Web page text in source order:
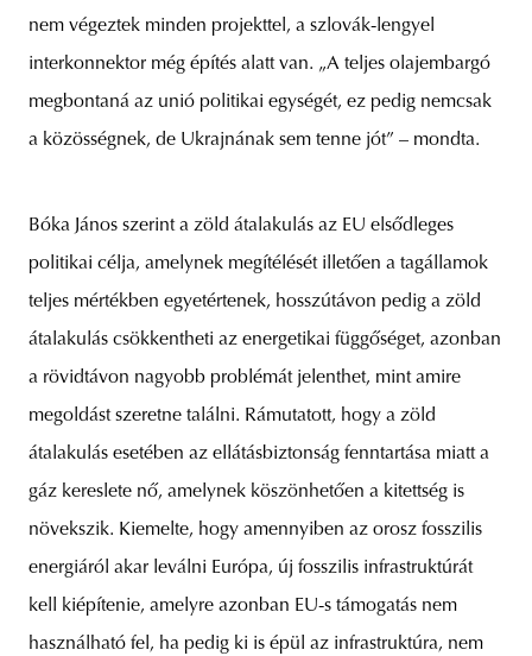
nem végeztek minden projekttel, a szlovák-lengyel
interkonnektor még építés alatt van. „A teljes olajembargó
megbontaná az unió politikai egységét, ez pedig nemcsak
a közösségnek, de Ukrajnának sem tenne jót” – mondta.
Bóka János szerint a zöld átalakulás az EU elsődleges
politikai célja, amelynek megítélését illetően a tagállamok
teljes mértékben egyetértenek, hosszútávon pedig a zöld
átalakulás csökkentheti az energetikai függőséget, azonban
a rövidtávon nagyobb problémát jelenthet, mint amire
megoldást szeretne találni. Rámutatott, hogy a zöld
átalakulás esetében az ellátásbiztonság fenntartása miatt a
gáz kereslete nő, amelynek köszönhetően a kitettség is
növekszik. Kiemelte, hogy amennyiben az orosz fosszilis
energiáról akar leválni Európa, új fosszilis infrastruktúrát
kell kiépítenie, amelyre azonban EU-s támogatás nem
használható fel, ha pedig ki is épül az infrastruktúra, nem